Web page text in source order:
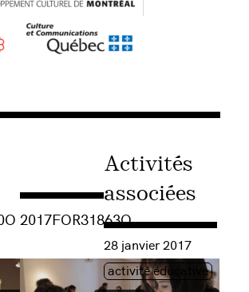
2017FOR31863O
Activités
associées
Consulter « Arts
28 janvier 2017
Étiquette(s)
activité éducative